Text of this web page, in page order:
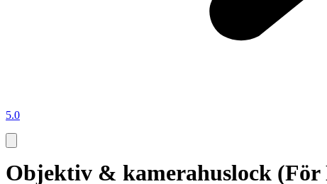
5.0
Objektiv & kamerahuslock (För